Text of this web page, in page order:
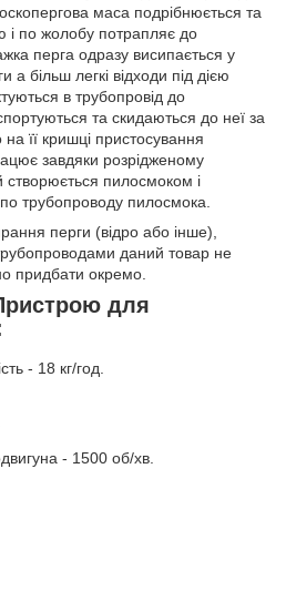
маса подрібнюється та
і по жолобу потрапляє до
перга одразу висипається у
а більш легкі відходи під дією
в трубопровід до
та скидаються до неї за
її кришці пристосування
завдяки розрідженому
пилосмоком і
трубопроводу пилосмока.
перги (відро або інше),
даний товар не
придбати окремо.
для
- 18 кг/год.
- 1500 об/хв.